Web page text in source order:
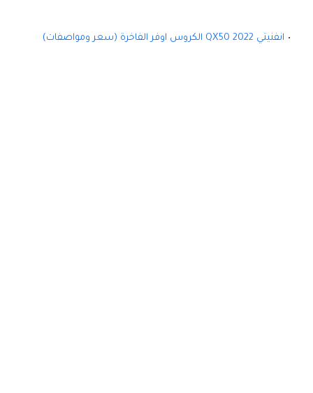
انفنيتي QX50 2022 الكروس اوفر الفاخرة (سعر ومواصفات)